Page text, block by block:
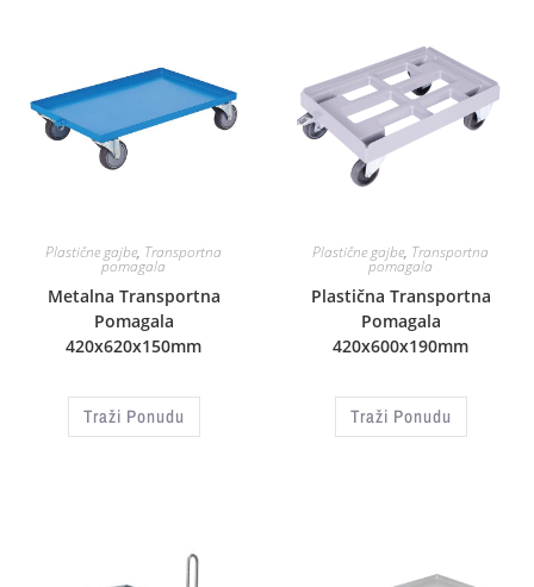
Plastične gajbe, Transportna
pomagala
Metalna Transportna
Pomagala
420x620x150mm
Traži Ponudu
Plastične gajbe, Transportna
pomagala
Plastična Transportna
Pomagala
420x600x190mm
Traži Ponudu